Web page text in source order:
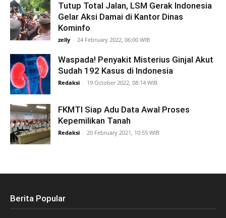
Tutup Total Jalan, LSM Gerak Indonesia
Gelar Aksi Damai di Kantor Dinas
Kominfo
zelly - 24 February 2022, 06:00 WIB
Waspada! Penyakit Misterius Ginjal Akut
Sudah 192 Kasus di Indonesia
Redaksi - 19 October 2022, 08:14 WIB
FKMTI Siap Adu Data Awal Proses
Kepemilikan Tanah
Redaksi - 20 February 2021, 10:55 WIB
Berita Popular